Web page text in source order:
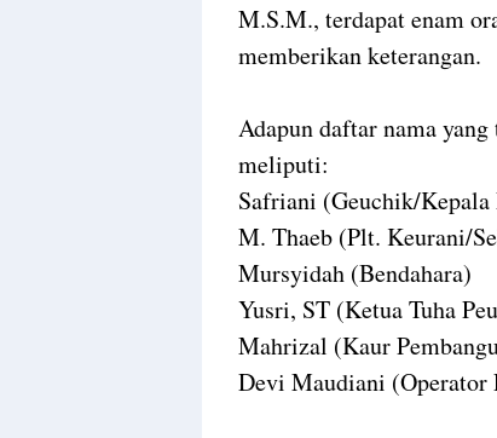
M.S.M., terdapat enam
memberikan keterangan.
Adapun daftar nama
meliputi:
Safriani (Geuchik/Kepala
M. Thaeb (Plt. Keurani/
Mursyidah (Bendahara)
Yusri, ST (Ketua Tuha
Mahrizal (Kaur
Devi Maudiani (Operator